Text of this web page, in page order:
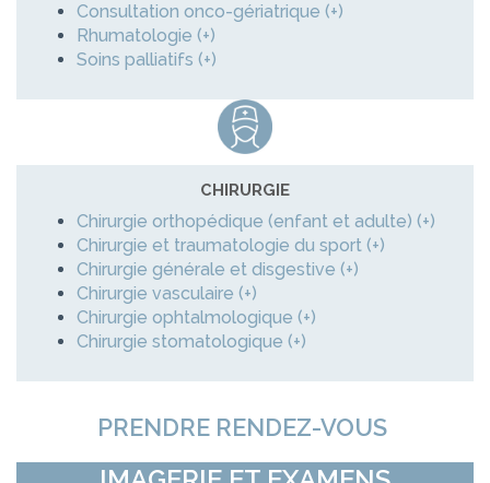
Consultation onco-gériatrique (+)
Rhumatologie (+)
Soins palliatifs (+)
CHIRURGIE
Chirurgie orthopédique (enfant et adulte) (+)
Chirurgie et traumatologie du sport (+)
Chirurgie générale et disgestive (+)
Chirurgie vasculaire (+)
Chirurgie ophtalmologique (+)
Chirurgie stomatologique (+)
PRENDRE RENDEZ-VOUS